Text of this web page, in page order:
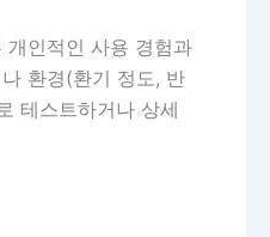
개인적인 사용 경험과
환경(환기 정도, 반
테스트하거나 상세